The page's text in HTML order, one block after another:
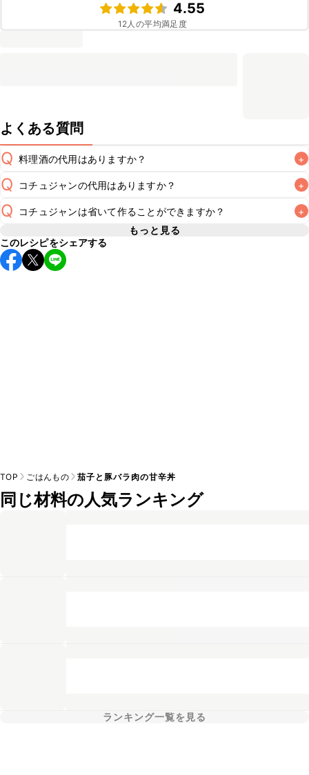
4.55
12人の平均満足度
よくある質問
Q 料理酒の代用はありますか？ +
A
Q コチュジャンの代用はありますか？ +
A
Q コチュジャンは省いて作ることができますか？ +
A
使用量が少ない場合は省いてもお作りいただけますが、メイ
ンの味付けとして使用している場合は省くと味がぼやける可
能性があるため、
もっと見る
このレシピをシェアする
TOP ごはんもの 茄子と豚バラ肉の甘辛丼
同じ材料の人気ランキング
ランキング一覧を見る